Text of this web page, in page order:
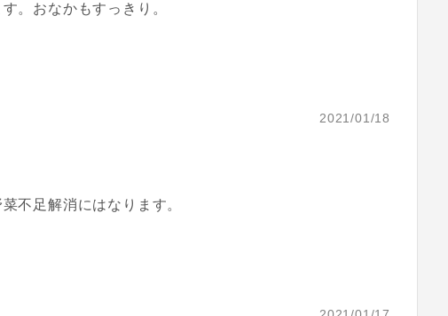
。おなかもすっきり。
2021/01/18
不足解消にはなります。